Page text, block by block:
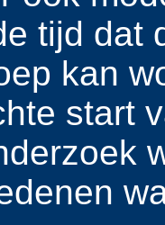
tijd dat
kan
start